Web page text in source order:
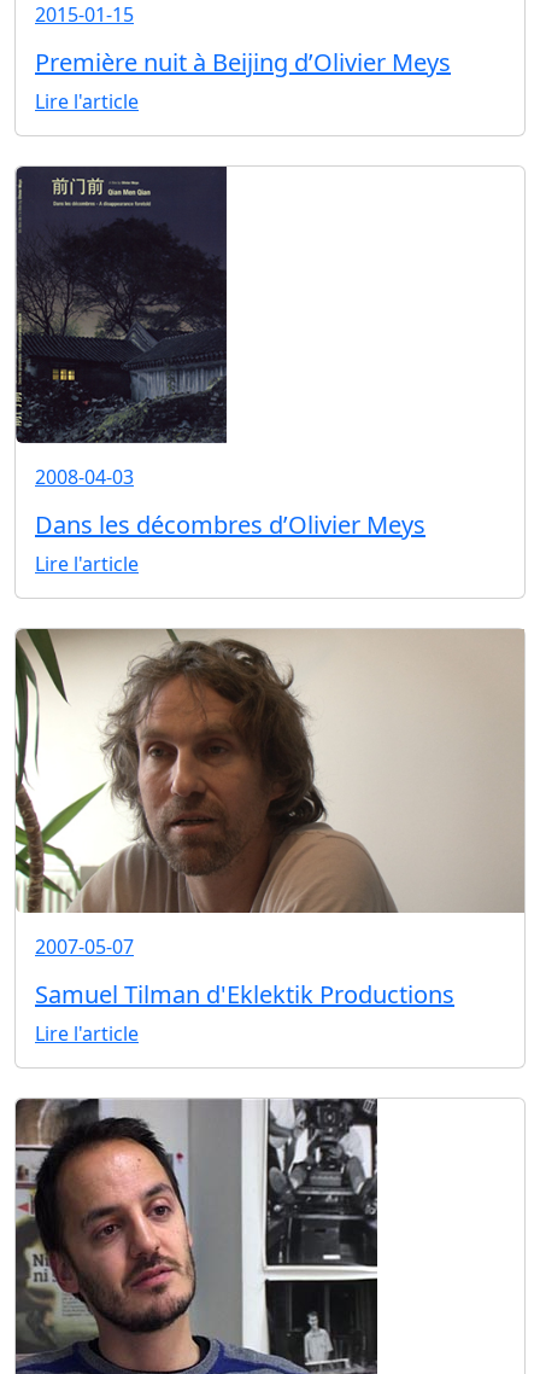
2015-01-15
Première nuit à Beijing d’Olivier Meys
Lire l'article
2008-04-03
Dans les décombres d’Olivier Meys
Lire l'article
2007-05-07
Samuel Tilman d'Eklektik Productions
Lire l'article